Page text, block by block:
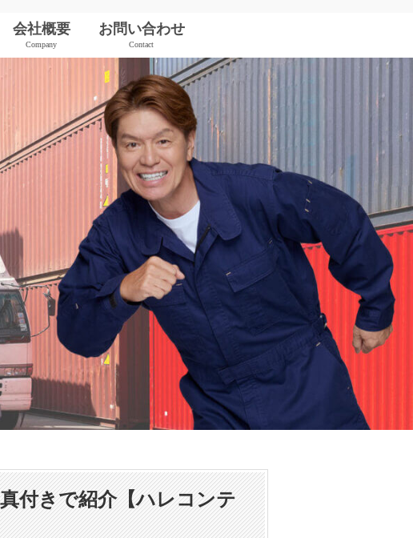
会社概要
Company
お問い合わせ
Contact
付きで紹介【ハレコンテ